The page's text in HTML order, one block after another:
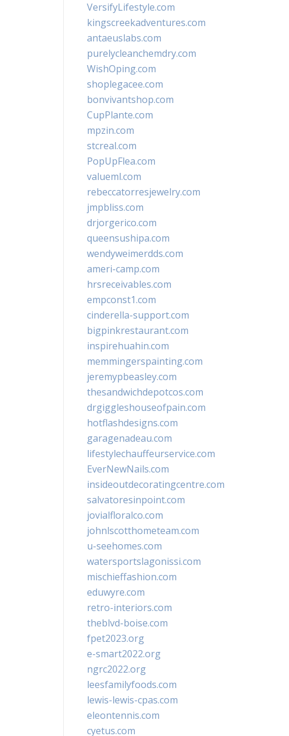
VersifyLifestyle.com
kingscreekadventures.com
antaeuslabs.com
purelycleanchemdry.com
WishOping.com
shoplegacee.com
bonvivantshop.com
CupPlante.com
mpzin.com
stcreal.com
PopUpFlea.com
valueml.com
rebeccatorresjewelry.com
jmpbliss.com
drjorgerico.com
queensushipa.com
wendyweimerdds.com
ameri-camp.com
hrsreceivables.com
empconst1.com
cinderella-support.com
bigpinkrestaurant.com
inspirehuahin.com
memmingerspainting.com
jeremypbeasley.com
thesandwichdepotcos.com
drgiggleshouseofpain.com
hotflashdesigns.com
garagenadeau.com
lifestylechauffeurservice.com
EverNewNails.com
insideoutdecoratingcentre.com
salvatoresinpoint.com
jovialfloralco.com
johnlscotthometeam.com
u-seehomes.com
watersportslagonissi.com
mischieffashion.com
eduwyre.com
retro-interiors.com
theblvd-boise.com
fpet2023.org
e-smart2022.org
ngrc2022.org
leesfamilyfoods.com
lewis-lewis-cpas.com
eleontennis.com
cyetus.com